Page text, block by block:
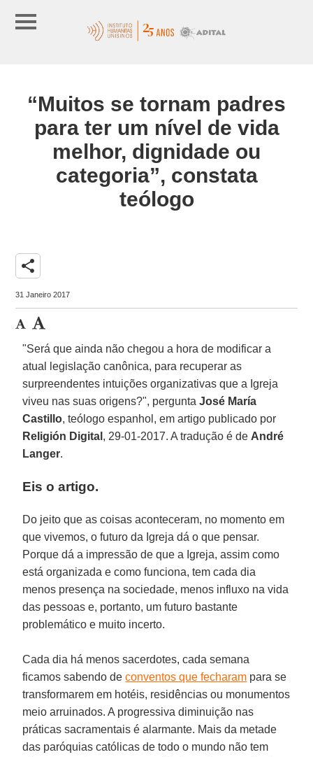
“Muitos se tornam padres
para ter um nível de vida
melhor, dignidade ou
categoria”, constata
teólogo
share
31 Janeiro 2017
"Será que ainda não chegou a hora de modificar a
atual legislação canônica, para recuperar as
surpreendentes intuições organizativas que a Igreja
viveu nas suas origens?", perguntaJosé María
Castillo, teólogo espanhol, em artigo publicado por
Religión Digital , 29-01-2017. A tradução é de André
Langer.
Eis o artigo.
Do jeito que as coisas aconteceram, no momento em
que vivemos, o futuro da Igreja dá o que pensar.
Porque dá a impressão de que a Igreja, assim como
está organizada e como funciona, tem cada dia
menos presença na sociedade, menos influxo na vida
das pessoas e, portanto, um futuro bastante
problemático e muito incerto.
Cada dia há menos sacerdotes, cada semana
ficamos sabendo deconventos que fecharam para se
transformarem em hotéis, residências ou monumentos
meio arruinados. A progressiva diminuição nas
práticas sacramentais é alarmante. Mais da metade
das paróquias católicas de todo o mundo não tem